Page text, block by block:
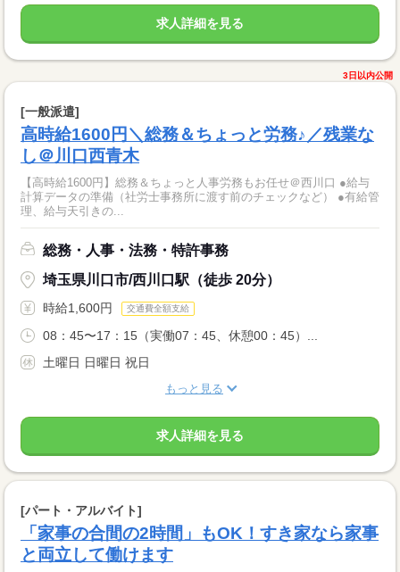
求人詳細を見る
3日以内公開
[一般派遣]
高時給1600円＼総務＆ちょっと労務♪／残業な
し＠川口西青木
【高時給1600円】総務＆ちょっと人事労務もお任せ＠西川口 ●給与
計算データの準備（社労士事務所に渡す前のチェックなど） ●有給管
理、給与天引きの...
総務・人事・法務・特許事務
埼玉県川口市/西川口駅（徒歩 20分）
時給1,600円 交通費全額支給
08：45〜17：15（実働07：45、休憩00：45）...
土曜日 日曜日 祝日
もっと見る
求人詳細を見る
[パート・アルバイト]
「家事の合間の2時間」もOK！すき家なら家事
と両立して働けます